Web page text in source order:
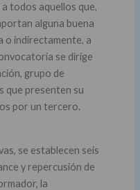
todos aquellos que,
alguna buena
o indirectamente, a
se dirige
grupo de
que presenten su
por un tercero.
se establecen seis
y repercusión de
la